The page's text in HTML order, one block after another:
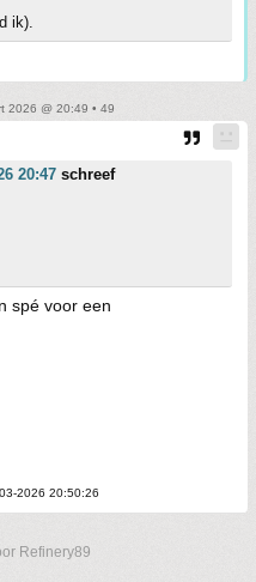
ik).
2026 @ 20:49 • 49
20:47 schreef
spé voor een
2026 20:50:26
Refinery89